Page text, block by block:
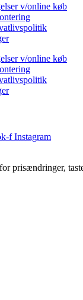
v/online køb
v/online køb
f Instagram
prisændringer,